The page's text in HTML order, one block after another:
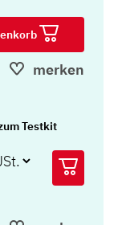
merken
Testkit